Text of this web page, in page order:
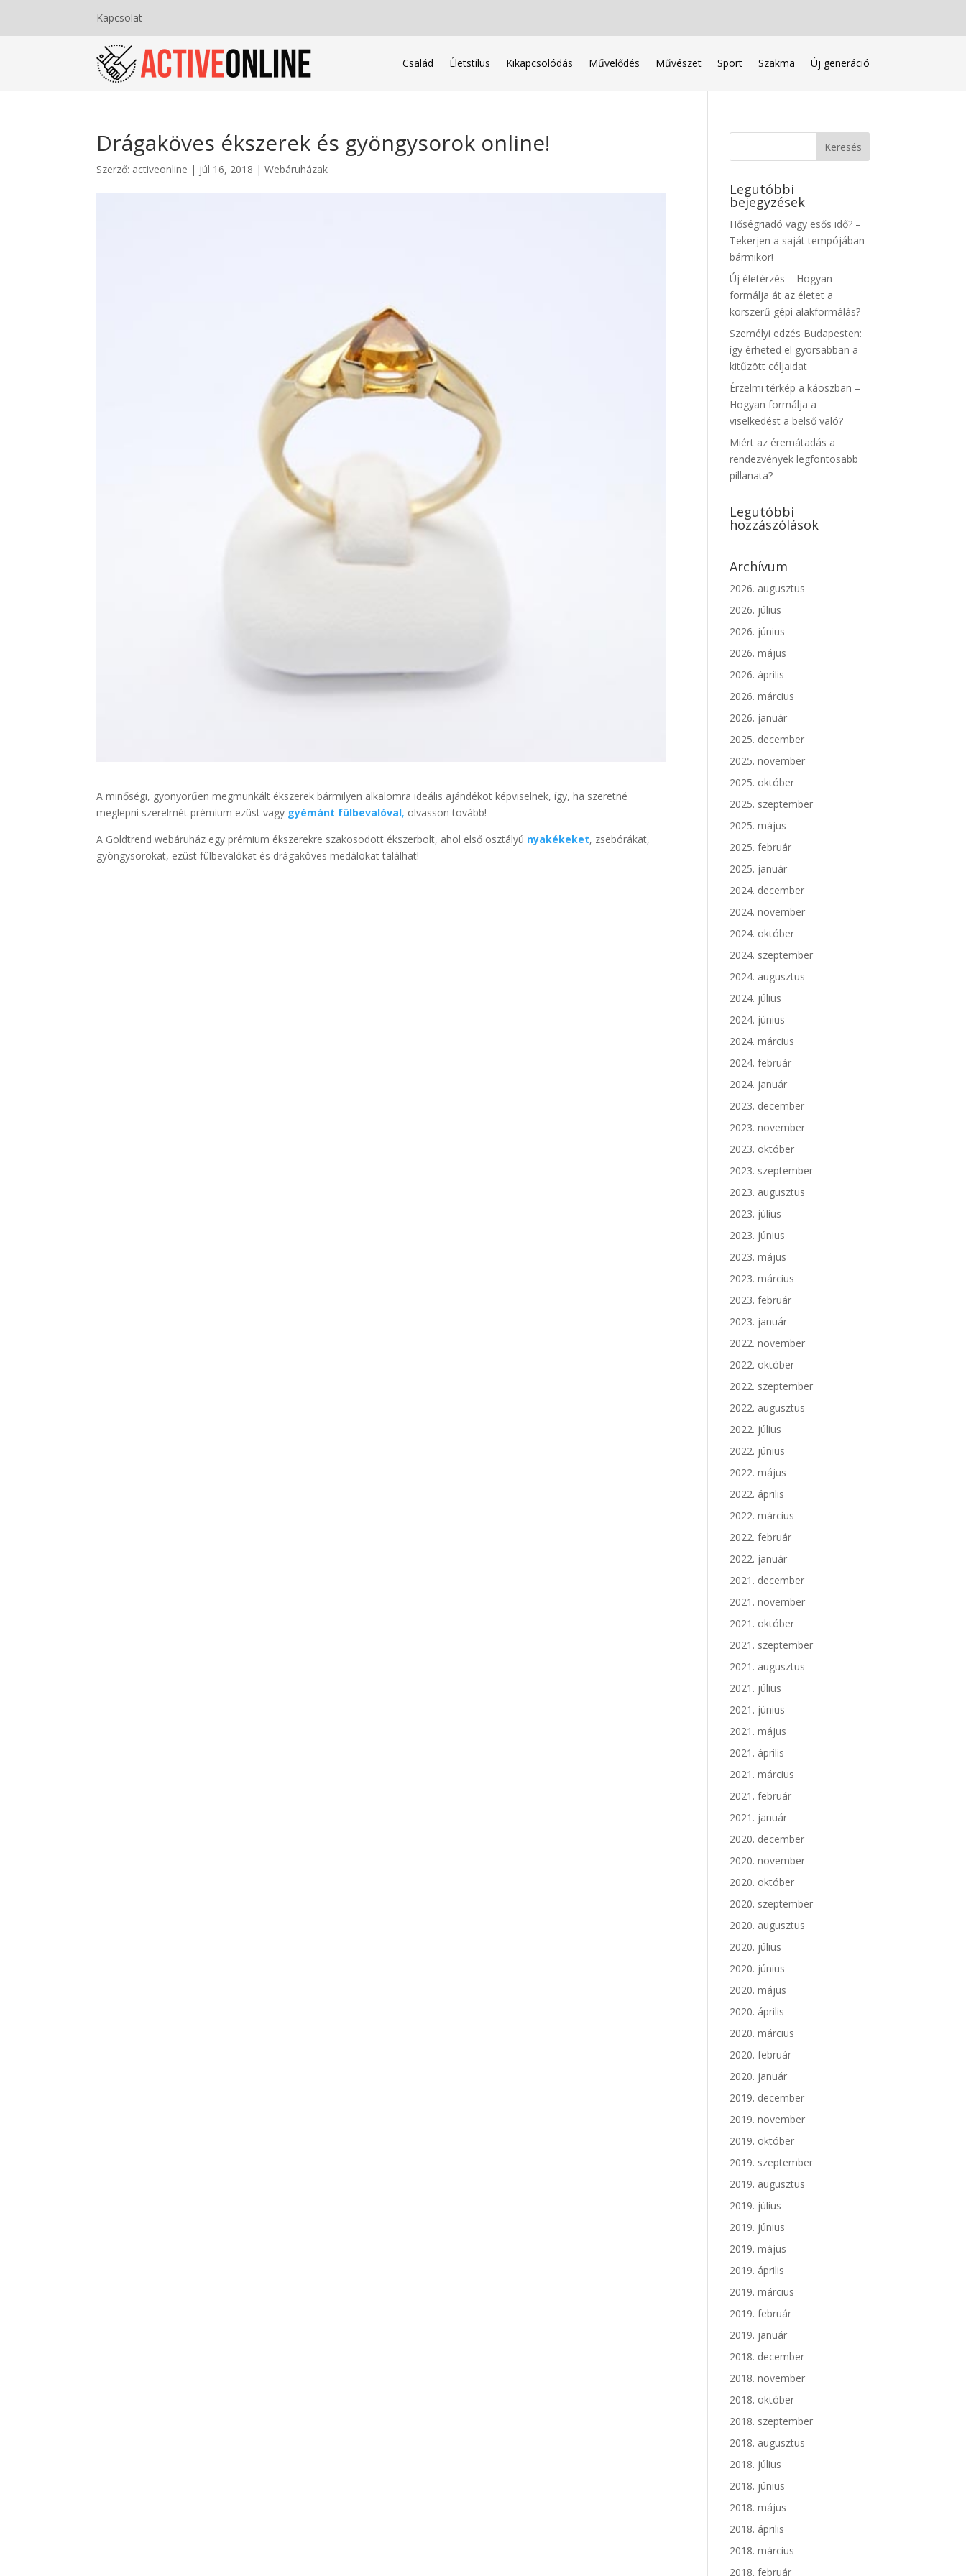
Kapcsolat
Család Életstílus Kikapcsolódás Művelődés Művészet Sport Szakma Új generáció
Drágaköves ékszerek és gyöngysorok online!
Szerző: activeonline | júl 16, 2018 |Webáruházak
A minőségi, gyönyörűen megmunkált ékszerek bármilyen alkalomra ideális ajándékot képviselnek, így, ha szeretné
meglepni szerelmét prémium ezüst vagy gyémánt fülbevalóval, olvasson tovább!
A Goldtrend webáruház egy prémium ékszerekre szakosodott ékszerbolt, ahol első osztályú nyakékeket, zsebórákat,
gyöngysorokat, ezüst fülbevalókat és drágaköves medálokat találhat!
Legutóbbi
bejegyzések
Hőségriadó vagy esős idő? –
Tekerjen a saját tempójában
bármikor!
Új életérzés – Hogyan
formálja át az életet a
korszerű gépi alakformálás?
Személyi edzés Budapesten:
így érheted el gyorsabban a
kitűzött céljaidat
Érzelmi térkép a káoszban –
Hogyan formálja a
viselkedést a belső való?
Miért az éremátadás a
rendezvények legfontosabb
pillanata?
Legutóbbi
hozzászólások
Archívum
2026. augusztus
2026. július
2026. június
2026. május
2026. április
2026. március
2026. január
2025. december
2025. november
2025. október
2025. szeptember
2025. május
2025. február
2025. január
2024. december
2024. november
2024. október
2024. szeptember
2024. augusztus
2024. július
2024. június
2024. március
2024. február
2024. január
2023. december
2023. november
2023. október
2023. szeptember
2023. augusztus
2023. július
2023. június
2023. május
2023. március
2023. február
2023. január
2022. november
2022. október
2022. szeptember
2022. augusztus
2022. július
2022. június
2022. május
2022. április
2022. március
2022. február
2022. január
2021. december
2021. november
2021. október
2021. szeptember
2021. augusztus
2021. július
2021. június
2021. május
2021. április
2021. március
2021. február
2021. január
2020. december
2020. november
2020. október
2020. szeptember
2020. augusztus
2020. július
2020. június
2020. május
2020. április
2020. március
2020. február
2020. január
2019. december
2019. november
2019. október
2019. szeptember
2019. augusztus
2019. július
2019. június
2019. május
2019. április
2019. március
2019. február
2019. január
2018. december
2018. november
2018. október
2018. szeptember
2018. augusztus
2018. július
2018. június
2018. május
2018. április
2018. március
2018. február